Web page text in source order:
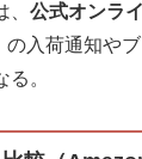
公式オンラ
の入荷通知や
。